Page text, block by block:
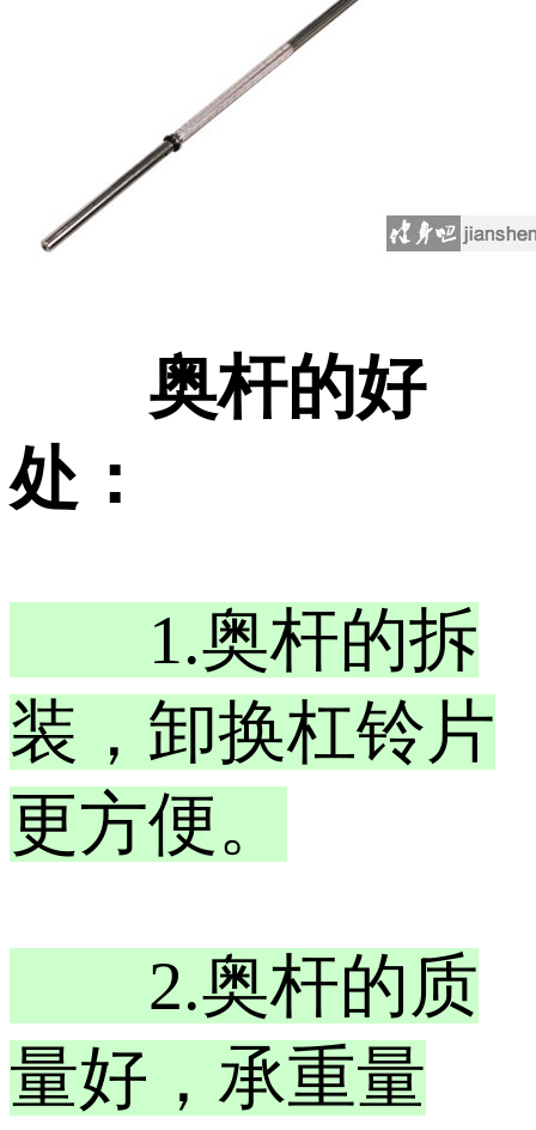
奥杆的好
处：
1.奥杆的拆
装，卸换杠铃片
更方便。
2.奥杆的质
量好，承重量